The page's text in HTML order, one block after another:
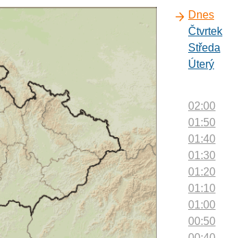
Dnes
Čtvrtek
Středa
Úterý
02:00
01:50
01:40
01:30
01:20
01:10
01:00
00:50